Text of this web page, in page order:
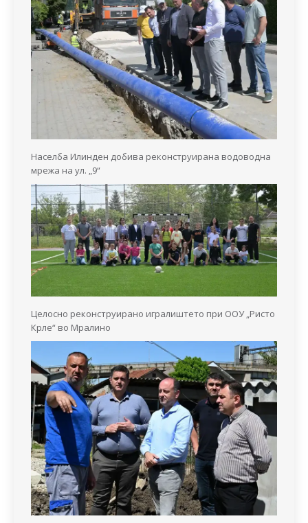
Населба Илинден добива реконструирана водоводна
мрежа на ул. „9“
Целосно реконструирано игралиштето при ООУ „Ристо
Крле“ во Мралино